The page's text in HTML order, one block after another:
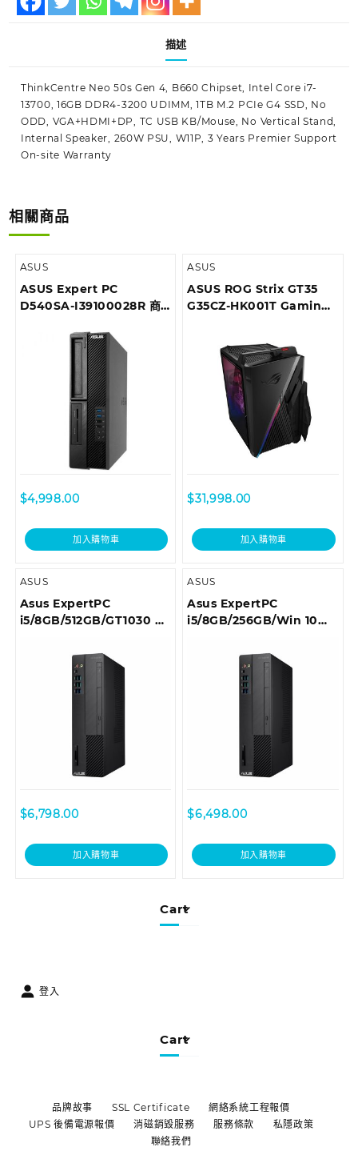
Cart
描述
ThinkCentre Neo 50s Gen 4, B660 Chipset, Intel Core i7-
13700, 16GB DDR4-3200 UDIMM, 1TB M.2 PCIe G4 SSD, No
ODD, VGA+HDMI+DP, TC USB KB/Mouse, No Vertical Stand,
Internal Speaker, 260W PSU, W11P, 3 Years Premier Support
On-site Warranty
相關商品
ASUS
ASUS Expert PC
D540SA-I39100028R 商
$4,998.00
加入購物車
ASUS
ASUS ROG Strix GT35
G35CZ-HK001T Gaming
$31,998.00
加入購物車
ASUS
Asus ExpertPC
i5/8GB/512GB/GT1030 商
I59400003T
$6,798.00
加入購物車
ASUS
Asus ExpertPC
i5/8GB/256GB/Win 10
D6414SFF-I59400036R
$6,498.00
加入購物車
登入
Cart
品牌故事 SSL Certificate
網絡系統工程報價
UPS 後備電源報價
消磁銷毀服務 服務條款
私隱政策
聯絡我們